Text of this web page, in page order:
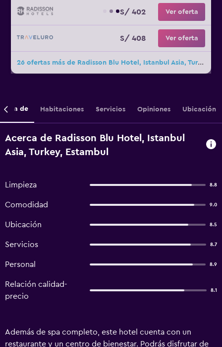
S/ 402 Ver oferta
S/ 408 Ver oferta
26 ofertas más de Radisson Blu Hotel, Istanbul Asia, Turkey
de Habitaciones Servicios Opiniones Ubicación
Acerca de Radisson Blu Hotel, Istanbul
Asia, Turkey, Estambul
Limpieza 8.8
Comodidad 9.0
Ubicación 8.5
Servicios 8.7
Personal 8.9
Relación calidad-
precio
8.1
Además de spa completo, este hotel cuenta con un
restaurante y un centro de bienestar. Podrás disfrutar de